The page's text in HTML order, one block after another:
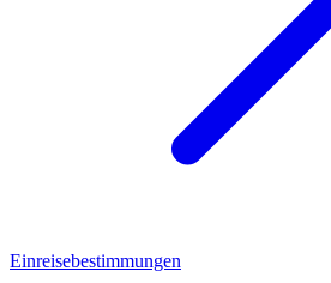
Einreisebestimmungen